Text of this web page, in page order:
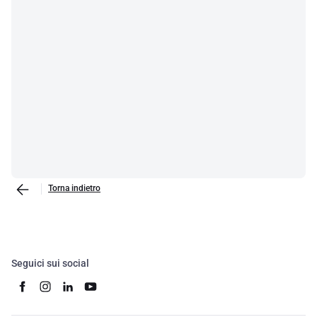
Torna indietro
Seguici sui social